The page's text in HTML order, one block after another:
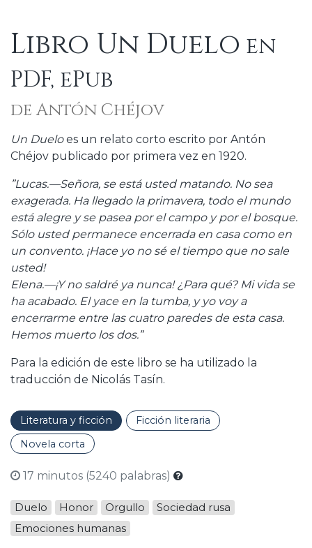
Libro Un Duelo en
PDF, ePub
de Antón Chéjov
Un Dueloes un relato corto escrito por Antón
Chéjov publicado por primera vez en 1920.
”Lucas.—Señora, se está usted matando. No sea
exagerada. Ha llegado la primavera, todo el mundo
está alegre y se pasea por el campo y por el bosque.
Sólo usted permanece encerrada en casa como en
un convento. ¡Hace yo no sé el tiempo que no sale
usted!
Elena.—¡Y no saldré ya nunca! ¿Para qué? Mi vida se
ha acabado. El yace en la tumba, y yo voy a
encerrarme entre las cuatro paredes de esta casa.
Hemos muerto los dos.”
Para la edición de este libro se ha utilizado la
traducción de Nicolás Tasín.
Literatura y ficción
Ficción literaria
Novela corta
17 minutos (5240 palabras)
Duelo Honor Orgullo
Sociedad rusa
Emociones humanas